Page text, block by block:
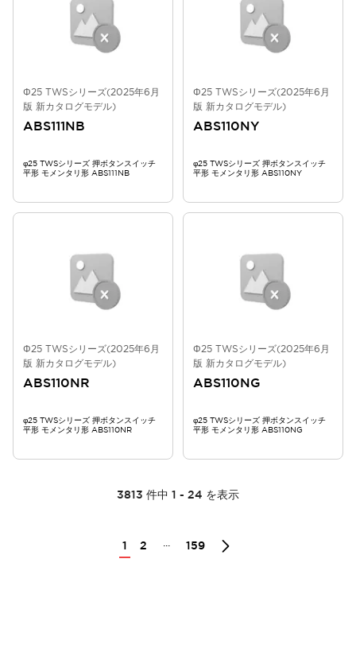
Φ25 TWSシリーズ(2025年6月
版 新カタログモデル)
ABS111NB
φ25 TWSシリーズ 押ボタンスイッチ
平形 モメンタリ形 ABS111NB
Φ25 TWSシリーズ(2025年6月
版 新カタログモデル)
ABS110NY
φ25 TWSシリーズ 押ボタンスイッチ
平形 モメンタリ形 ABS110NY
Φ25 TWSシリーズ(2025年6月
版 新カタログモデル)
ABS110NR
φ25 TWSシリーズ 押ボタンスイッチ
平形 モメンタリ形 ABS110NR
Φ25 TWSシリーズ(2025年6月
版 新カタログモデル)
ABS110NG
φ25 TWSシリーズ 押ボタンスイッチ
平形 モメンタリ形 ABS110NG
3813 件中 1 - 24 を表示
1 2 ... 159